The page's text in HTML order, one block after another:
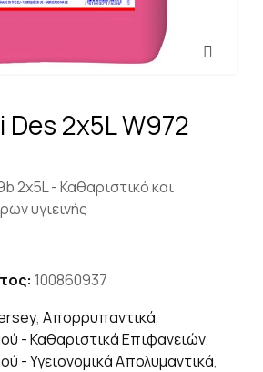
Des 2x5L W972
2x5L - Καθαριστικό και
υγιεινής
100860937
, Απορρυπαντικά,
- Καθαριστικά Επιφανειών,
- Υγειονομικά Απολυμαντικά,